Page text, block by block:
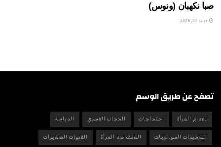
صبا نكهبان (ونوس)
يوليو 22, 2026
تصفح عن طريق الوسم
إعدام المرأة احتجاجات الحجاب القسري الدراسة
السجينات السياسيات العنف ضد المرأة الفتيات الصغيرات